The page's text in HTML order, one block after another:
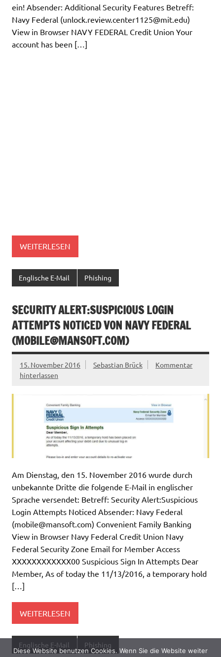
ein! Absender: Additional Security Features Betreff:
Navy Federal (unlock.review.center1125@mit.edu)
View in Browser NAVY FEDERAL Credit Union Your
account has been […]
WEITERLESEN
Englische E-Mail Phishing
SECURITY ALERT:SUSPICIOUS LOGIN
ATTEMPTS NOTICED VON NAVY FEDERAL
(MOBILE@MANSOFT.COM)
15. November 2016 Sebastian Brück
Kommentar
hinterlassen
Am Dienstag, den 15. November 2016 wurde durch
unbekannte Dritte die folgende E-Mail in englischer
Sprache versendet: Betreff: Security Alert:Suspicious
Login Attempts Noticed Absender: Navy Federal
(mobile@mansoft.com) Convenient Family Banking
View in Browser Navy Federal Credit Union Navy
Federal Security Zone Email for Member Access
XXXXXXXXXXXX00 Suspicious Sign In Attempts Dear
Member, As of today the 11/13/2016, a temporary hold
[…]
WEITERLESEN
Englische E-Mail Phishing
Diese Website benutzen Cookies. Wenn Sie die Website weiter